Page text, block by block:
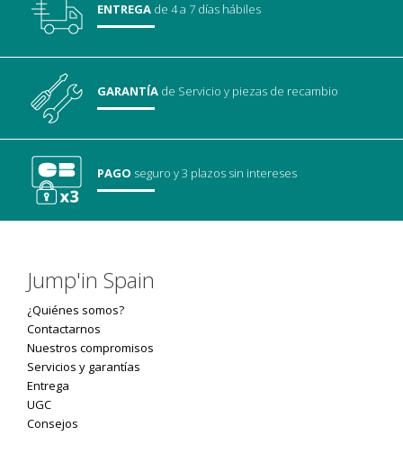
ENTREGA de 4 a 7 días hábiles
GARANTÍA de Servicioy piezas de recambio
PAGO seguroy 3 plazos sin intereses
Jump'in Spain
¿Quiénes somos?
Contactarnos
Nuestros compromisos
Servicios y garantías
Entrega
UGC
Consejos